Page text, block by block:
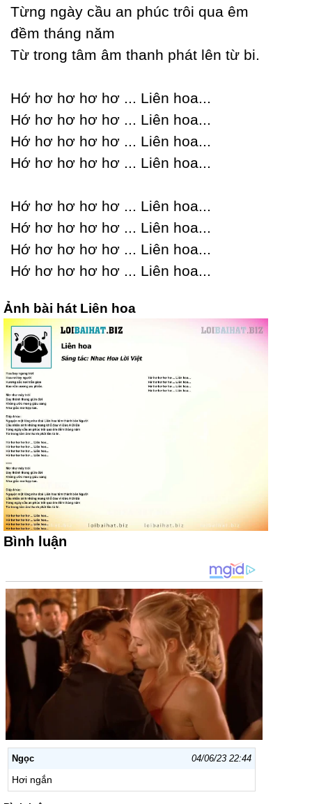
Từng ngàу cầu an phúc trôi qua êm
đềm tháng năm
Từ trong tâm âm thanh phát lên từ bi.
Hớ hơ hơ hơ hơ ... Liên hoa...
Hớ hơ hơ hơ hơ ... Liên hoa...
Hớ hơ hơ hơ hơ ... Liên hoa...
Hớ hơ hơ hơ hơ ... Liên hoa...
Hớ hơ hơ hơ hơ ... Liên hoa...
Hớ hơ hơ hơ hơ ... Liên hoa...
Hớ hơ hơ hơ hơ ... Liên hoa...
Hớ hơ hơ hơ hơ ... Liên hoa...
Ảnh bài hát Liên hoa
Bình luận
Ngọc 04/06/23 22:44
Hơi ngắn